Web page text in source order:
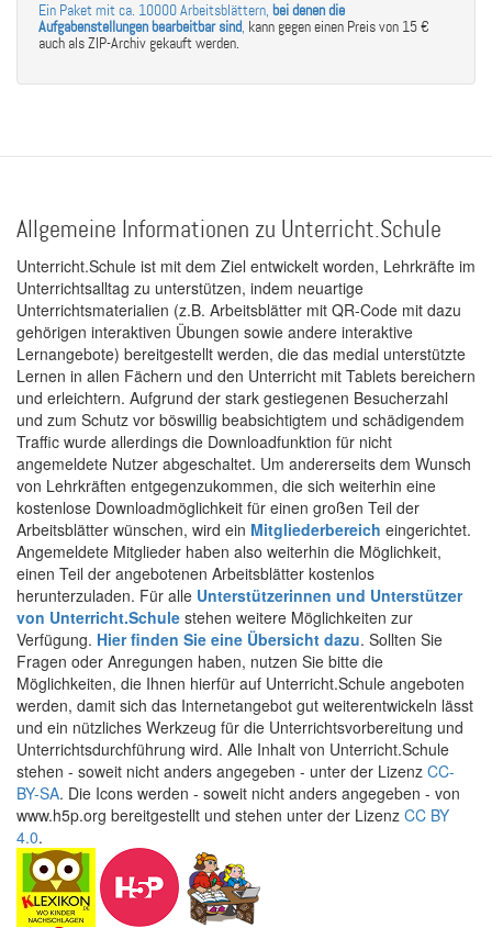
Ein Paket mit ca. 10000 Arbeitsblättern, bei denen die
Aufgabenstellungen bearbeitbar sind, kann gegen einen Preis von 15 €
auch als ZIP-Archiv gekauft werden.
Allgemeine Informationen zu Unterricht.Schule
Unterricht.Schule ist mit dem Ziel entwickelt worden, Lehrkräfte im
Unterrichtsalltag zu unterstützen, indem neuartige
Unterrichtsmaterialien (z.B. Arbeitsblätter mit QR-Code mit dazu
gehörigen interaktiven Übungen sowie andere interaktive
Lernangebote) bereitgestellt werden, die das medial unterstützte
Lernen in allen Fächern und den Unterricht mit Tablets bereichern
und erleichtern. Aufgrund der stark gestiegenen Besucherzahl
und zum Schutz vor böswillig beabsichtigtem und schädigendem
Traffic wurde allerdings die Downloadfunktion für nicht
angemeldete Nutzer abgeschaltet. Um andererseits dem Wunsch
von Lehrkräften entgegenzukommen, die sich weiterhin eine
kostenlose Downloadmöglichkeit für einen großen Teil der
Arbeitsblätter wünschen, wird ein Mitgliederbereich eingerichtet.
Angemeldete Mitglieder haben also weiterhin die Möglichkeit,
einen Teil der angebotenen Arbeitsblätter kostenlos
herunterzuladen. Für alle Unterstützerinnen und Unterstützer
von Unterricht.Schule stehen weitere Möglichkeiten zur
Verfügung. Hier finden Sie eine Übersicht dazu. Sollten Sie
Fragen oder Anregungen haben, nutzen Sie bitte die
Möglichkeiten, die Ihnen hierfür auf Unterricht.Schule angeboten
werden, damit sich das Internetangebot gut weiterentwickeln lässt
und ein nützliches Werkzeug für die Unterrichtsvorbereitung und
Unterrichtsdurchführung wird. Alle Inhalt von Unterricht.Schule
stehen - soweit nicht anders angegeben - unter der Lizenz CC-
BY-SA. Die Icons werden - soweit nicht anders angegeben - von
www.h5p.org bereitgestellt und stehen unter der Lizenz CC BY
4.0.